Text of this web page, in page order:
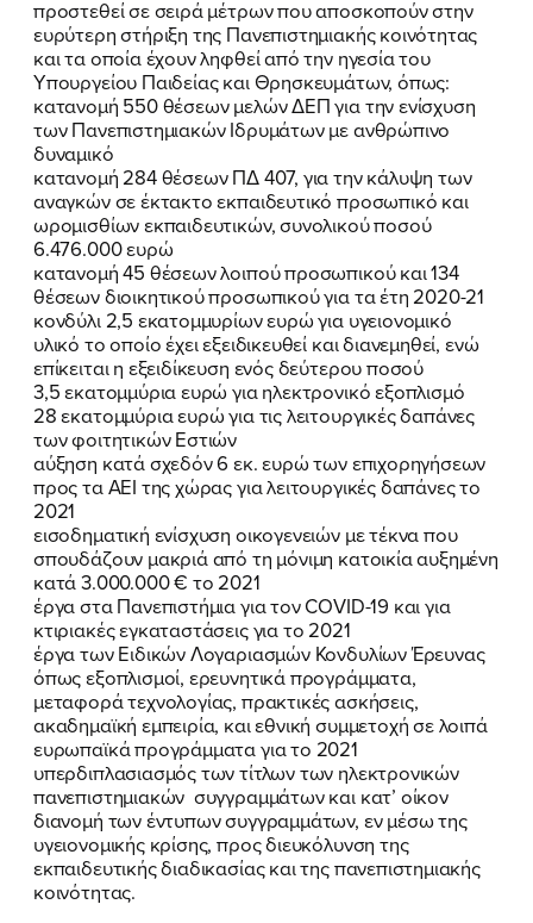
ΠΟΙΑ ΕΙΜΑΙ
ΕΡΓΟ
ΕΚΔΗΛΩΣΕΙΣ
ΝΕΑ
ΕΛΑ ΚΙ ΕΣΥ
IN VB TIKTOK
προστεθεί σε σειρά μέτρων που αποσκοπούν στην
ευρύτερη στήριξη της Πανεπιστημιακής κοινότητας
και τα οποία έχουν ληφθεί από την ηγεσία του
Υπουργείου Παιδείας και Θρησκευμάτων, όπως:
κατανομή 550 θέσεων μελών ΔΕΠ για την ενίσχυση
των Πανεπιστημιακών Ιδρυμάτων με ανθρώπινο
δυναμικό
κατανομή 284 θέσεων ΠΔ 407, για την κάλυψη των
αναγκών σε έκτακτο εκπαιδευτικό προσωπικό και
ωρομισθίων εκπαιδευτικών, συνολικού ποσού
6.476.000 ευρώ
κατανομή 45 θέσεων λοιπού προσωπικού και 134
θέσεων διοικητικού προσωπικού για τα έτη 2020-21
κονδύλι 2,5 εκατομμυρίων ευρώ για υγειονομικό
υλικό το οποίο έχει εξειδικευθεί και διανεμηθεί, ενώ
επίκειται η εξειδίκευση ενός δεύτερου ποσού
3,5 εκατομμύρια ευρώ για ηλεκτρονικό εξοπλισμό
28 εκατομμύρια ευρώ για τις λειτουργικές δαπάνες
των φοιτητικών Εστιών
αύξηση κατά σχεδόν 6 εκ. ευρώ των επιχορηγήσεων
προς τα ΑΕΙ της χώρας για λειτουργικές δαπάνες το
2021
εισοδηματική ενίσχυση οικογενειών με τέκνα που
σπουδάζουν μακριά από τη μόνιμη κατοικία αυξημένη
κατά 3.000.000 € το 2021
έργα στα Πανεπιστήμια για τον COVID-19 και για
κτιριακές εγκαταστάσεις για το 2021
έργα των Ειδικών Λογαριασμών Κονδυλίων Έρευνας
όπως εξοπλισμοί, ερευνητικά προγράμματα,
μεταφορά τεχνολογίας, πρακτικές ασκήσεις,
ακαδημαϊκή εμπειρία, και εθνική συμμετοχή σε λοιπά
ευρωπαϊκά προγράμματα για το 2021
υπερδιπλασιασμός των τίτλων των ηλεκτρονικών
πανεπιστημιακών συγγραμμάτων και κατ’ οίκον
διανομή των έντυπων συγγραμμάτων, εν μέσω της
υγειονομικής κρίσης, προς διευκόλυνση της
εκπαιδευτικής διαδικασίας και της πανεπιστημιακής
κοινότητας.